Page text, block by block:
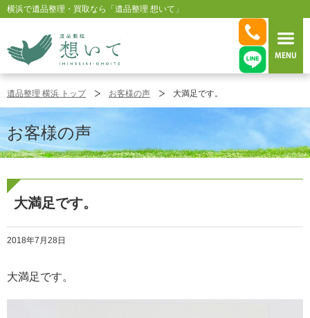
横浜で遺品整理・買取なら「遺品整理 想いて」
横浜の遺品整理は想いに寄り添う【
遺品整理 横浜 トップ お客様の声 大満足です。
お客様の声
大満足です。
2018年7月28日
大満足です。